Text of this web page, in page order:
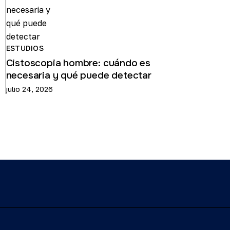
ESTUDIOS
Cistoscopia hombre: cuándo es
necesaria y qué puede detectar
julio 24, 2026